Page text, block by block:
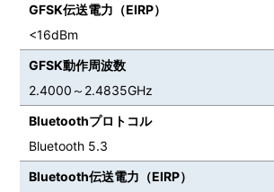
GFSK伝送電力（EIRP）
<16dBm
GFSK動作周波数
2.4000～2.4835GHz
Bluetoothプロトコル
Bluetooth 5.3
Bluetooth伝送電力（EIRP）